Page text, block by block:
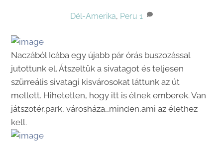
Dél-Amerika, Peru 1
Naczából Icába egy újabb pár órás buszozással
jutottunk el. Átszeltük a sivatagot és teljesen
szürreális sivatagi kisvárosokat láttunk az út
mellett. Hihetetlen, hogy itt is élnek emberek. Van
játszotér,park, városháza…minden,ami az élethez
kell.